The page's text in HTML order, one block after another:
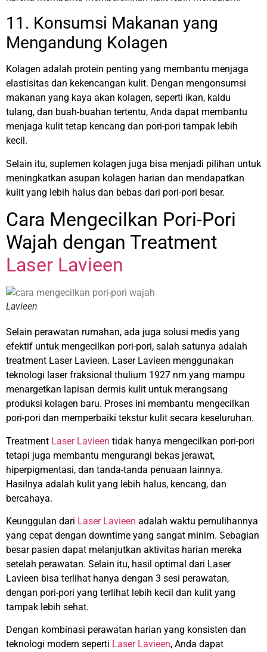
11. Konsumsi Makanan yang
Mengandung Kolagen
Kolagen adalah protein penting yang membantu menjaga
elastisitas dan kekencangan kulit. Dengan mengonsumsi
makanan yang kaya akan kolagen, seperti ikan, kaldu
tulang, dan buah-buahan tertentu, Anda dapat membantu
menjaga kulit tetap kencang dan pori-pori tampak lebih
kecil.
Selain itu, suplemen kolagen juga bisa menjadi pilihan untuk
meningkatkan asupan kolagen harian dan mendapatkan
kulit yang lebih halus dan bebas dari pori-pori besar.
Cara Mengecilkan Pori-Pori
Wajah dengan Treatment
Laser Lavieen
Lavieen
Selain perawatan rumahan, ada juga solusi medis yang
efektif untuk mengecilkan pori-pori, salah satunya adalah
treatment Laser Lavieen. Laser Lavieen menggunakan
teknologi laser fraksional thulium 1927 nm yang mampu
menargetkan lapisan dermis kulit untuk merangsang
produksi kolagen baru. Proses ini membantu mengecilkan
pori-pori dan memperbaiki tekstur kulit secara keseluruhan.
Treatment Laser Lavieen tidak hanya mengecilkan pori-pori
tetapi juga membantu mengurangi bekas jerawat,
hiperpigmentasi, dan tanda-tanda penuaan lainnya.
Hasilnya adalah kulit yang lebih halus, kencang, dan
bercahaya.
Keunggulan dari Laser Lavieen adalah waktu pemulihannya
yang cepat dengan downtime yang sangat minim. Sebagian
besar pasien dapat melanjutkan aktivitas harian mereka
setelah perawatan. Selain itu, hasil optimal dari Laser
Lavieen bisa terlihat hanya dengan 3 sesi perawatan,
dengan pori-pori yang terlihat lebih kecil dan kulit yang
tampak lebih sehat.
Dengan kombinasi perawatan harian yang konsisten dan
teknologi modern seperti Laser Lavieen, Anda dapat